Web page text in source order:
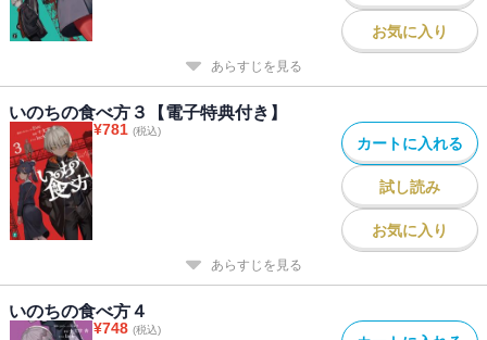
お気に入り
あらすじを見る
いのちの食べ方３【電子特典付き】
¥781 (税込)
カートに入れる
試し読み
お気に入り
あらすじを見る
いのちの食べ方４
¥748 (税込)